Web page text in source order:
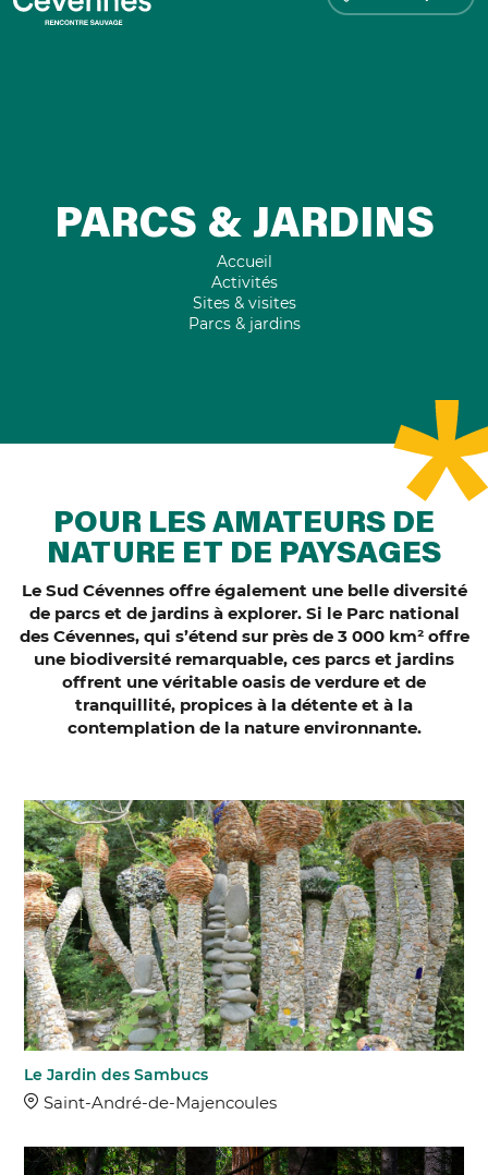
PARCS & JARDINS
Accueil
Activités
Sites & visites
Parcs & jardins
POUR LES AMATEURS DE
NATURE ET DE PAYSAGES
Le Sud Cévennes offre également une belle diversité
de parcs et de jardins à explorer. Si le Parc national
des Cévennes, qui s’étend sur près de 3 000 km² offre
une biodiversité remarquable, ces parcs et jardins
offrent une véritable oasis de verdure et de
tranquillité, propices à la détente et à la
contemplation de la nature environnante.
Le Jardin des Sambucs
Saint-André-de-Majencoules